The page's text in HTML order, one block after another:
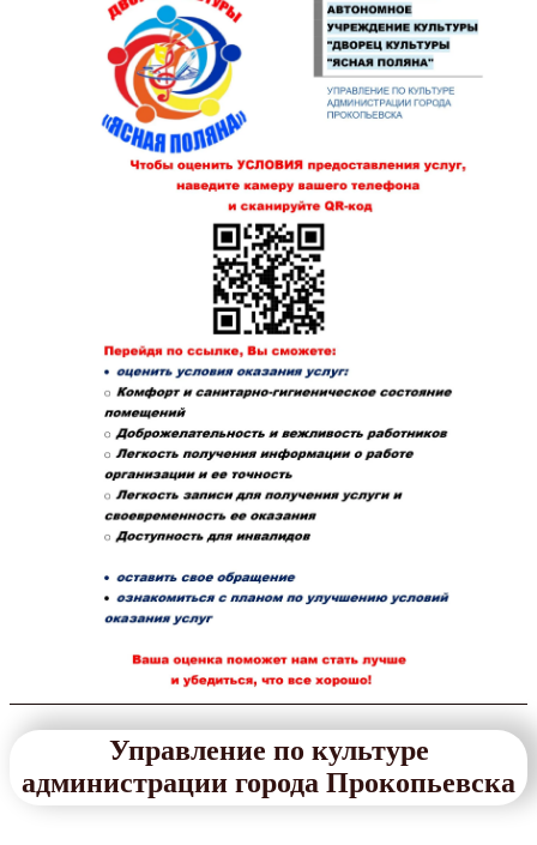
Управление по культуре
администрации города Прокопьевска